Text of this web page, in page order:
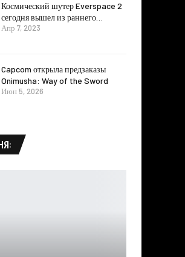
Космический шутер Everspace 2
сегодня вышел из раннего…
Апр 7, 2023
Capcom открыла предзаказы
Onimusha: Way of the Sword
Июн 5, 2026